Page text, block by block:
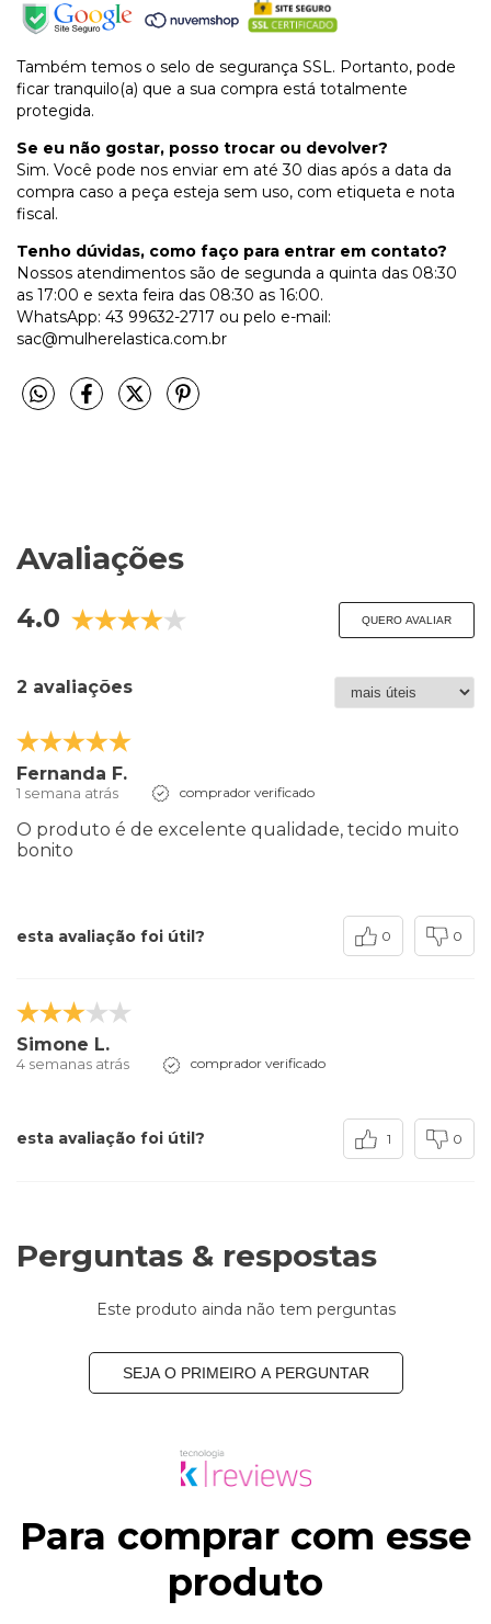
Também temos o selo de segurança SSL. Portanto, pode
ficar tranquilo(a) que a sua compra está totalmente
protegida.
Se eu não gostar, posso trocar ou devolver?
Sim. Você pode nos enviar em até 30 dias após a data da
compra caso a peça esteja sem uso, com etiqueta e nota
fiscal.
Tenho dúvidas, como faço para entrar em contato?
Nossos atendimentos são de segunda a quinta das 08:30
as 17:00 e sexta feira das 08:30 as 16:00.
WhatsApp: 43 99632-2717 ou pelo e-mail:
sac@mulherelastica.com.br
Avaliações
4.0 QUERO AVALIAR
2 avaliações
Fernanda F.
1 semana atrás comprador verificado
O produto é de excelente qualidade, tecido muito
bonito
esta avaliação foi útil? 0 0
Simone L.
4 semanas atrás comprador verificado
esta avaliação foi útil? 1 0
Perguntas & respostas
Este produto ainda não tem perguntas
SEJA O PRIMEIRO A PERGUNTAR
Para comprar com esse
produto